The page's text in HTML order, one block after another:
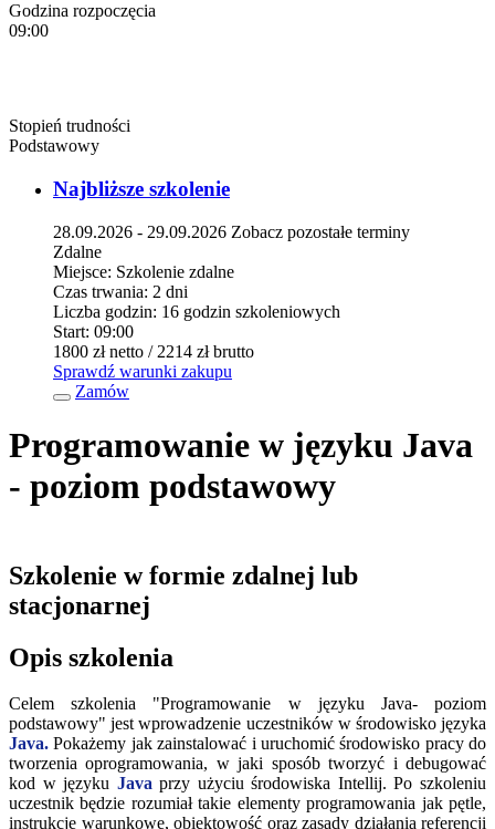
Godzina rozpoczęcia
09:00
Stopień trudności
Podstawowy
Najbliższe szkolenie
28.09.2026 - 29.09.2026 Zobacz pozostałe terminy
Zdalne
Miejsce: Szkolenie zdalne
Czas trwania: 2 dni
Liczba godzin: 16 godzin szkoleniowych
Start: 09:00
1800 złnetto / 2214 złbrutto
Sprawdź warunki zakupu
Zamów
Programowanie w języku Java
- poziom podstawowy
Szkolenie w formie zdalnej lub
stacjonarnej
Opis szkolenia
Celem szkolenia "Programowanie w języku Java- poziom
podstawowy" jest wprowadzenie uczestników w środowisko języka
Java. Pokażemy jak zainstalować i uruchomić środowisko pracy do
tworzenia oprogramowania, w jaki sposób tworzyć i debugować
kod w języku Javaprzy użyciu środowiska Intellij. Po szkoleniu
uczestnik będzie rozumiał takie elementy programowania jak pętle,
instrukcje warunkowe, obiektowość oraz zasady działania referencji